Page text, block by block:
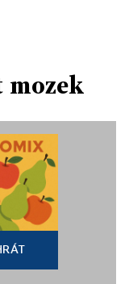
mozek